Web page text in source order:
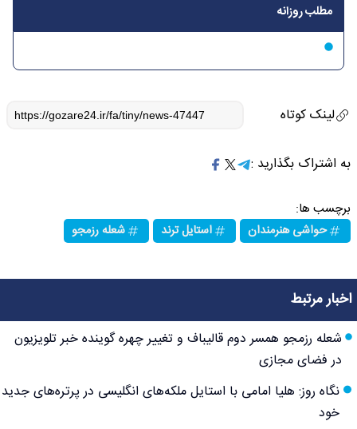
مطلب روزانه
لینک کوتاه
به اشتراک بگذارید :
برچسب ها:
حواشی هنرمندان استایل ترند شعله رزمجو
اخبار مرتبط
شعله رزمجو همسر دوم قالیباف و تغییر چهره گوینده خبر تلویزیون
در فضای مجازی
نگاه روز: هلیا امامی با استایل ملکه‌های انگلیسی در پرتره‌های جدید
خود